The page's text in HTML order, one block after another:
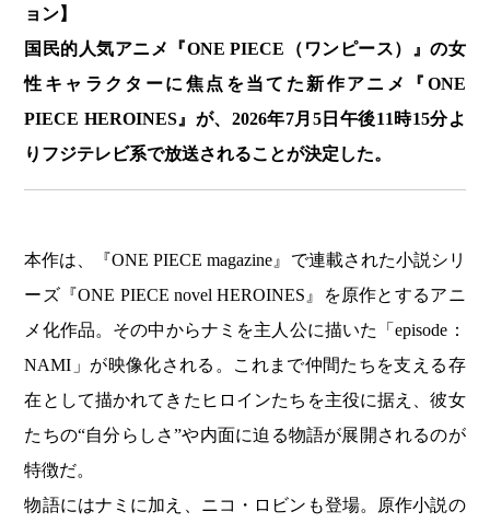
ョン】
国民的人気アニメ『ONE PIECE（ワンピース）』の女
性キャラクターに焦点を当てた新作アニメ『ONE
PIECE HEROINES』が、2026年7月5日午後11時15分よ
りフジテレビ系で放送されることが決定した。
本作は、『ONE PIECE magazine』で連載された小説シリ
ーズ『ONE PIECE novel HEROINES』を原作とするアニ
メ化作品。その中からナミを主人公に描いた「episode：
NAMI」が映像化される。これまで仲間たちを支える存
在として描かれてきたヒロインたちを主役に据え、彼女
たちの“自分らしさ”や内面に迫る物語が展開されるのが
特徴だ。
物語にはナミに加え、ニコ・ロビンも登場。原作小説の